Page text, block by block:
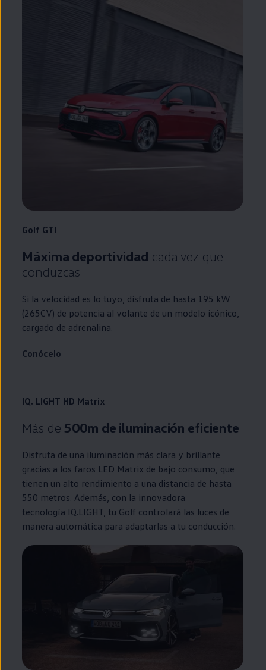
Golf GTI
Máxima deportividad cada vez que
conduzcas
Si la velocidad es lo tuyo, disfruta de hasta 195 kW
(265CV) de potencia al volante de un modelo icónico,
cargado de adrenalina.
Conócelo
IQ. LIGHT HD Matrix
Más de 500m de iluminación eficiente
Disfruta de una iluminación más clara y brillante
gracias a los faros LED Matrix de bajo consumo, que
tienen un alto rendimiento a una distancia de hasta
550 metros. Además, con la innovadora
tecnología IQ.LIGHT, tu Golf controlará las luces de
manera automática para adaptarlas a tu conducción.